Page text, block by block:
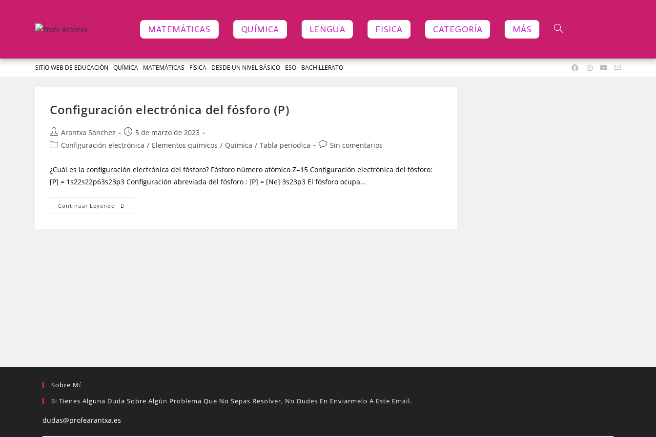
SITIO WEB DE EDUCACIÓN - QUÍMICA - MATEMÁTICAS - FÍSICA - DESDE UN NIVEL BÁSICO - ESO - BACHILLERATO
MATEMÁTICAS QUÍMICA LENGUA FISICA CATEGORÍA MÁS
Configuración electrónica del fósforo (P)
Arantxa Sánchez
5 de marzo de 2023
Configuración electrónica / Elementos químicos / Química / Tabla periodica Sin comentarios
¿Cuál es la configuración electrónica del fósforo? Fósforo número atómico Z=15 Configuración electrónica del fósforo:
[P] = 1s22s22p63s23p3 Configuración abreviada del fósforo : [P] = [Ne] 3s23p3 El fósforo ocupa…
Continuar Leyendo
Sobre Mí
Si Tienes Alguna Duda Sobre Algún Problema Que No Sepas Resolver, No Dudes En Enviarmelo A Este Email.
dudas@profearantxa.es